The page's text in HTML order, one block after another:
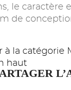
le caractère
de
à la catégorie
haut